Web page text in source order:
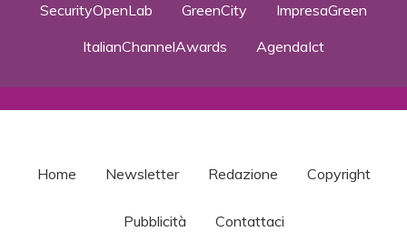
SecurityOpenLab
GreenCity
ImpresaGreen
ItalianChannelAwards
AgendaIct
Home Newsletter Redazione Copyright
Pubblicità Contattaci